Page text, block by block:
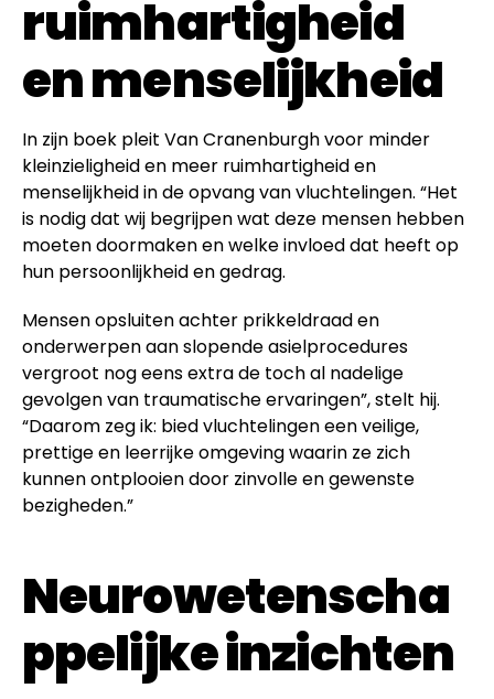
ruimhartigheid
en menselijkheid
In zijn boek pleit Van Cranenburgh voor minder
kleinzieligheid en meer ruimhartigheid en
menselijkheid in de opvang van vluchtelingen. “Het
is nodig dat wij begrijpen wat deze mensen hebben
moeten doormaken en welke invloed dat heeft op
hun persoonlijkheid en gedrag.
Mensen opsluiten achter prikkeldraad en
onderwerpen aan slopende asielprocedures
vergroot nog eens extra de toch al nadelige
gevolgen van traumatische ervaringen”, stelt hij.
“Daarom zeg ik: bied vluchtelingen een veilige,
prettige en leerrijke omgeving waarin ze zich
kunnen ontplooien door zinvolle en gewenste
bezigheden.”
Neurowetenscha
ppelijke inzichten